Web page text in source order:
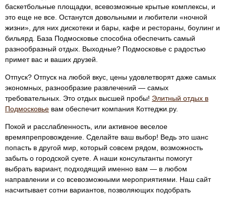
баскетбольные площадки, всевозможные крытые комплексы, и
это еще не все. Останутся довольными и любители «ночной
жизни», для них дискотеки и бары, кафе и рестораны, боулинг и
бильярд. База Подмосковье способна обеспечить самый
разнообразный отдых. Выходные? Подмосковье с радостью
примет вас и ваших друзей.
Отпуск? Отпуск на любой вкус, цены удовлетворят даже самых
экономных, разнообразие развлечений — самых
требовательных. Это отдых высшей пробы! Элитный отдых в
Подмосковье вам обеспечит компания Коттеджи.ру.
Покой и расслабленность, или активное веселое
времяпрепровождение. Сделайте ваш выбор! Ведь это шанс
попасть в другой мир, который совсем рядом, возможность
забыть о городской суете. А наши консультанты помогут
выбрать вариант, подходящий именно вам — в любом
направлении и со всевозможными мероприятиями. Наш сайт
насчитывает сотни вариантов, позволяющих подобрать